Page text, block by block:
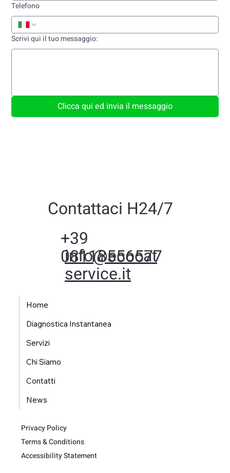
Home
Diagnostica Instantanea
Servizi
Chi Siamo
Contatti
News
info@ecocat
service.it
+39
08118556577
Contattaci H24/7
Telefono
Scrivi qui il tuo messaggio:
Clicca qui ed invia il messaggio
Privacy Policy
Terms & Conditions
Accessibility Statement